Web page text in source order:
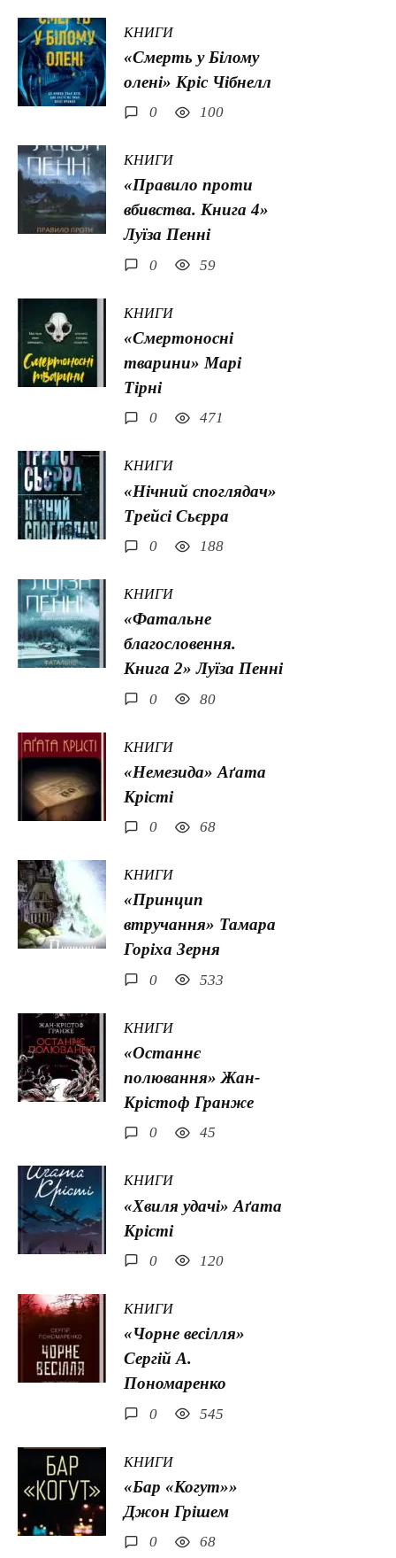
КНИГИ
«Смерть у Білому
олені» Кріс Чібнелл
0 100
КНИГИ
«Правило проти
вбивства. Книга 4»
Луїза Пенні
0 59
КНИГИ
«Смертоносні
тварини» Марі
Тірні
0 471
КНИГИ
«Нічний споглядач»
Трейсі Сьєрра
0 188
КНИГИ
«Фатальне
благословення.
Книга 2» Луїза Пенні
0 80
КНИГИ
«Немезида» Аґата
Крісті
0 68
КНИГИ
«Принцип
втручання» Тамара
Горіха Зерня
0 533
КНИГИ
«Останнє
полювання» Жан-
Крістоф Гранже
0 45
КНИГИ
«Хвиля удачі» Аґата
Крісті
0 120
КНИГИ
«Чорне весілля»
Сергій А.
Пономаренко
0 545
КНИГИ
«Бар «Когут»»
Джон Грішем
0 68